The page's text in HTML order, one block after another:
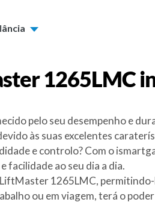
1265LMC
pelo seu desempenho e
às suas excelentes
e controlo? Com o
ao seu dia a dia.
1265LMC,
ou em viagem, terá o